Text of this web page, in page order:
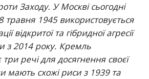
Заходу. У Москві сьогодні
травня 1945 використовується
відкритої та гібридної агресії
з 2014 року. Кремль
речі для досягнення своєї
мають схожі риси з 1939 та